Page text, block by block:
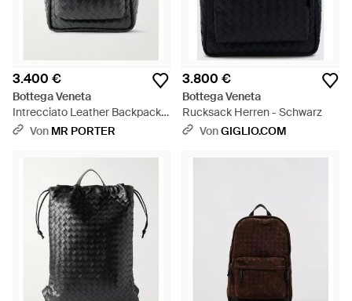
3.400 €
Bottega Veneta
Intrecciato Leather Backpack -
Schwarz
Von MR PORTER
3.800 €
Bottega Veneta
Rucksack Herren - Schwarz
VonGIGLIO.COM